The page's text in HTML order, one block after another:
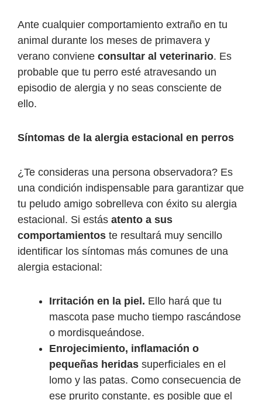
Ante cualquier comportamiento extraño en tu
animal durante los meses de primavera y
verano conviene consultar al veterinario. Es
probable que tu perro esté atravesando un
episodio de alergia y no seas consciente de
ello.
Síntomas de la alergia estacional en perros
¿Te consideras una persona observadora? Es
una condición indispensable para garantizar que
tu peludo amigo sobrelleva con éxito su alergia
estacional. Si estás atento a sus
comportamientos te resultará muy sencillo
identificar los síntomas más comunes de una
alergia estacional:
Irritación en la piel. Ello hará que tu
mascota pase mucho tiempo rascándose
o mordisqueándose.
Enrojecimiento, inflamación o
pequeñas heridas superficiales en el
lomo y las patas. Como consecuencia de
ese prurito constante, es posible que el